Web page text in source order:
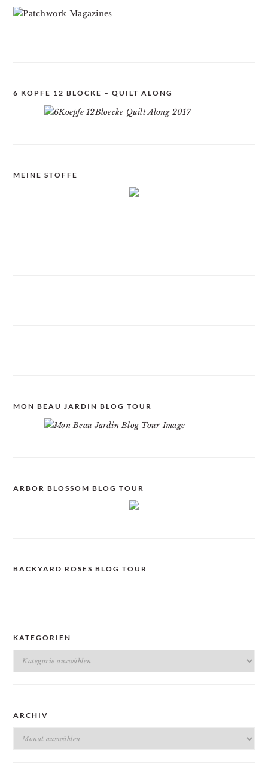
6 KÖPFE 12 BLÖCKE – QUILT ALONG
MEINE STOFFE
MON BEAU JARDIN BLOG TOUR
ARBOR BLOSSOM BLOG TOUR
BACKYARD ROSES BLOG TOUR
KATEGORIEN
Kategorien
ARCHIV
Archiv